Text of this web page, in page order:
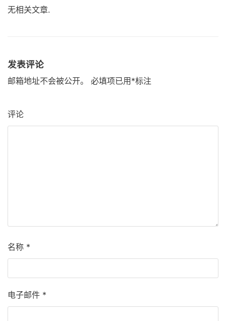
无相关文章.
发表评论
邮箱地址不会被公开。 必填项已用 *标注
评论
名称 *
电子邮件 *